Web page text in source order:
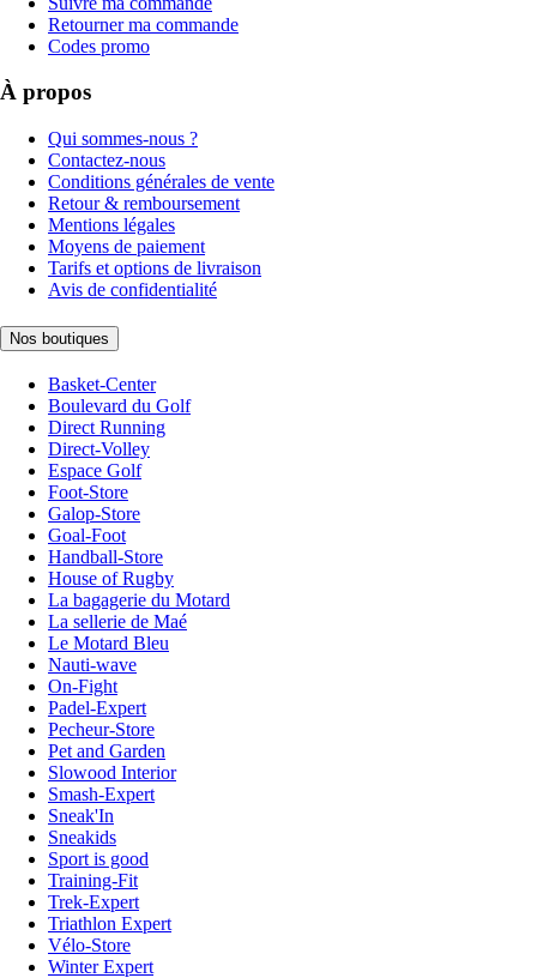
Retourner ma commande
Codes promo
À propos
Qui sommes-nous ?
Contactez-nous
Conditions générales de vente
Retour & remboursement
Mentions légales
Moyens de paiement
Tarifs et options de livraison
Avis de confidentialité
Nos boutiques
Basket-Center
Boulevard du Golf
Direct Running
Direct-Volley
Espace Golf
Foot-Store
Galop-Store
Goal-Foot
Handball-Store
House of Rugby
La bagagerie du Motard
La sellerie de Maé
Le Motard Bleu
Nauti-wave
On-Fight
Padel-Expert
Pecheur-Store
Pet and Garden
Slowood Interior
Smash-Expert
Sneak'In
Sneakids
Sport is good
Training-Fit
Trek-Expert
Triathlon Expert
Vélo-Store
Winter Expert